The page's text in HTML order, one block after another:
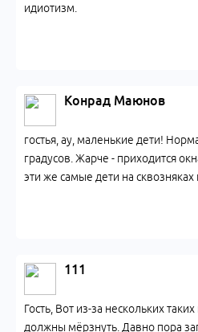
идиотизм.
Конрад Маюнов
гостья, ау, маленькие дети!
градусов. Жарче - приходится
эти же самые дети на
111
Гость, Вот из-за нескольких
должны мёрзнуть. Давно пора